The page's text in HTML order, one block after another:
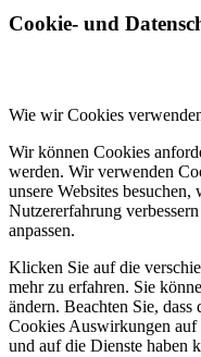
Cookie- und
Wie wir Cookies
Wir können Cookies
werden. Wir verwenden
unsere Websites
Nutzererfahrung
anpassen.
Klicken Sie auf die
mehr zu erfahren. Sie
ändern. Beachten Sie,
Cookies Auswirkungen auf
und auf die Dienste haben